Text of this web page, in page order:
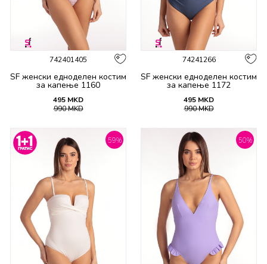
742401405
SF женски едноделен костим
за капење 1160
495 MKD
990MKD
74241266
SF женски едноделен костим
за капење 1172
495 MKD
990MKD
59% 50%